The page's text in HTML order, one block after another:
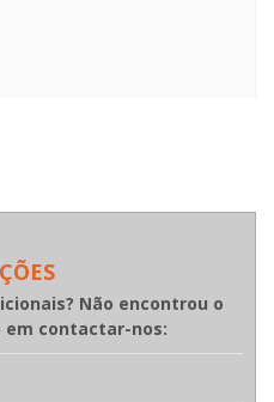
Não encontrou o
em contactar-nos: